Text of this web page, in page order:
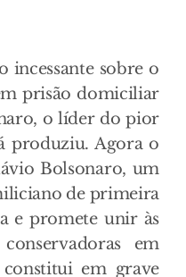
incessante sobre o
prisão domiciliar
o líder do pior
produziu. Agora o
Bolsonaro, um
de primeira
e promete unir às
em
em grave